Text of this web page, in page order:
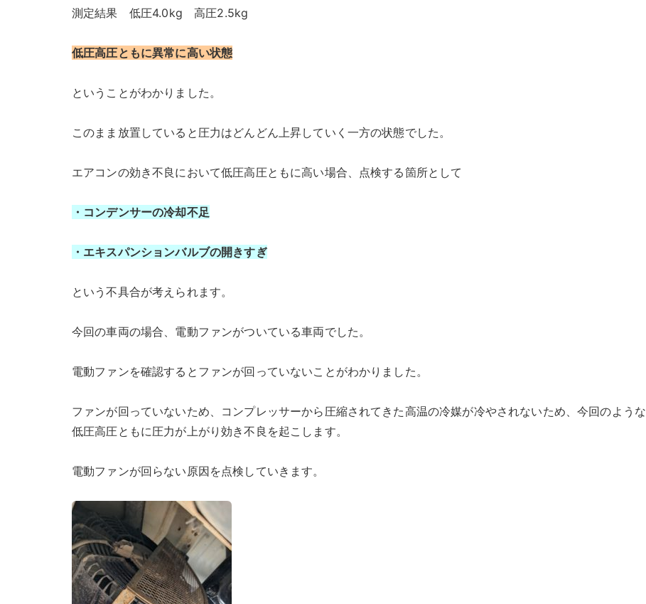
測定結果 低圧4.0kg 高圧2.5kg
低圧高圧ともに異常に高い状態
ということがわかりました。
このまま放置していると圧力はどんどん上昇していく一方の状態でした。
エアコンの効き不良において低圧高圧ともに高い場合、点検する箇所として
・コンデンサーの冷却不足
・エキスパンションバルブの開きすぎ
という不具合が考えられます。
今回の車両の場合、電動ファンがついている車両でした。
電動ファンを確認するとファンが回っていないことがわかりました。
ファンが回っていないため、コンプレッサーから圧縮されてきた高温の冷媒が冷やされないため、今回のような
低圧高圧ともに圧力が上がり効き不良を起こします。
電動ファンが回らない原因を点検していきます。